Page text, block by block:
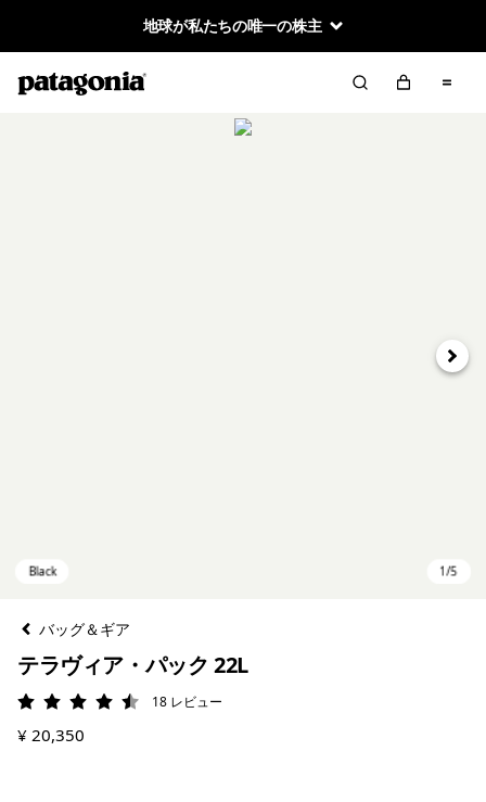
地球が私たちの唯一の株主
次へ
バッグ＆ギア
テラヴィア・パック 22L
評価: 4.5 / 5
18 レビュー
¥ 20,350